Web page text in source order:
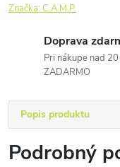
Značka:C.A.M.P.
Doprava
Pri nákupe nad
ZADARMO
Popis produktu
Podrobný